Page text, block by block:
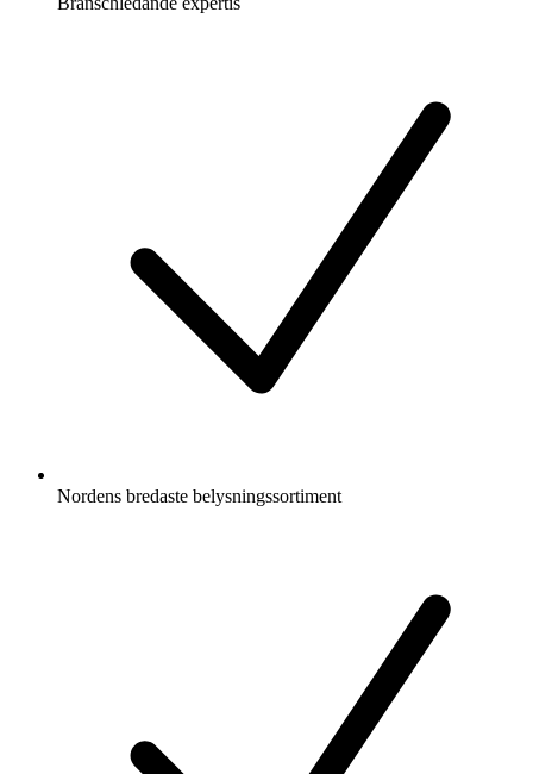
Nordens bredaste belysningssortiment